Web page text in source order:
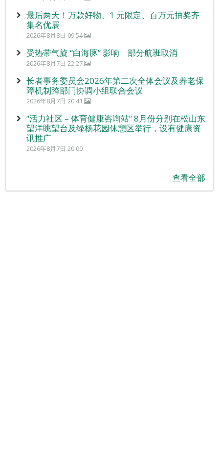
最后两天！万款好物、1 元限定、百万元抽奖齐
集名优展
2026年8月8日 09:54
受热带气旋 “白海豚” 影响 部分航班取消
2026年8月7日 22:27
长者事务委员会2026年第二次全体会议及养老保
障机制跨部门协调小组联合会议
2026年8月7日 20:41
“活力社区 – 体育健康咨询站” 8月份分别在松山东
望洋眺望台及绿杨花园休憩区举行，设有健康资
讯推广
2026年8月7日 20:00
查看全部